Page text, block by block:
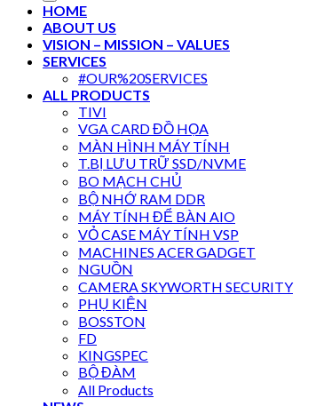
HOME
ABOUT US
VISION – MISSION – VALUES
SERVICES
#OUR%20SERVICES
ALL PRODUCTS
TIVI
VGA CARD ĐỒ HỌA
MÀN HÌNH MÁY TÍNH
T.BỊ LƯU TRỮ SSD/NVME
BO MẠCH CHỦ
BỘ NHỚ RAM DDR
MÁY TÍNH ĐỂ BÀN AIO
VỎ CASE MÁY TÍNH VSP
MACHINES ACER GADGET
NGUỒN
CAMERA SKYWORTH SECURITY
PHỤ KIỆN
BOSSTON
FD
KINGSPEC
BỘ ĐÀM
All Products